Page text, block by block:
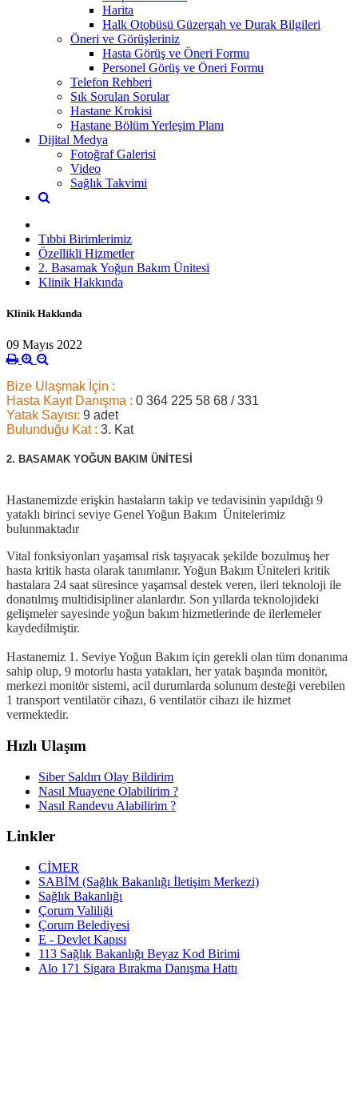
Harita
Halk Otobüsü Güzergah ve Durak Bilgileri
Öneri ve Görüşleriniz
Hasta Görüş ve Öneri Formu
Personel Görüş ve Öneri Formu
Telefon Rehberi
Sık Sorulan Sorular
Hastane Krokisi
Hastane Bölüm Yerleşim Planı
Dijital Medya
Fotoğraf Galerisi
Video
Sağlık Takvimi
Tıbbi Birimlerimiz
Özellikli Hizmetler
2. Basamak Yoğun Bakım Ünitesi
Klinik Hakkında
Klinik Hakkında
09 Mayıs 2022
Bize Ulaşmak İçin :
Hasta Kayıt Danışma : 0 364 225 58 68 / 331
Yatak Sayısı: 9 adet
Bulunduğu Kat : 3. Kat
2. BASAMAK YOĞUN BAKIM ÜNİTESİ
Hastanemizde erişkin hastaların takip ve tedavisinin yapıldığı 9
yataklı birinci seviye Genel Yoğun Bakım Ünitelerimiz
bulunmaktadır
Vital fonksiyonları yaşamsal risk taşıyacak şekilde bozulmuş her
hasta kritik hasta olarak tanımlanır. Yoğun Bakım Üniteleri kritik
hastalara 24 saat süresince yaşamsal destek veren, ileri teknoloji ile
donatılmış multidisipliner alanlardır. Son yıllarda teknolojideki
gelişmeler sayesinde yoğun bakım hizmetlerinde de ilerlemeler
kaydedilmiştir.
Hastanemiz 1. Seviye Yoğun Bakım için gerekli olan tüm donanıma
sahip olup, 9 motorlu hasta yatakları, her yatak başında monitör,
merkezi monitör sistemi, acil durumlarda solunum desteği verebilen
1 transport ventilatör cihazı, 6 ventilatörcihazı ile hizmet
vermektedir.
Hızlı Ulaşım
Siber Saldırı Olay Bildirim
Nasıl Muayene Olabilirim ?
Nasıl Randevu Alabilirim ?
Linkler
CİMER
SABİM (Sağlık Bakanlığı İletişim Merkezi)
Sağlık Bakanlığı
Çorum Valiliği
Çorum Belediyesi
E - Devlet Kapısı
113 Sağlık Bakanlığı Beyaz Kod Birimi
Alo 171 Sigara Bırakma Danışma Hattı